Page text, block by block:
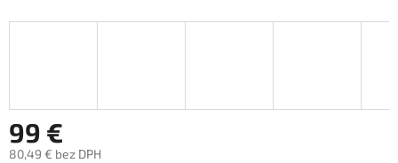
99 €
80,49 € bez DPH